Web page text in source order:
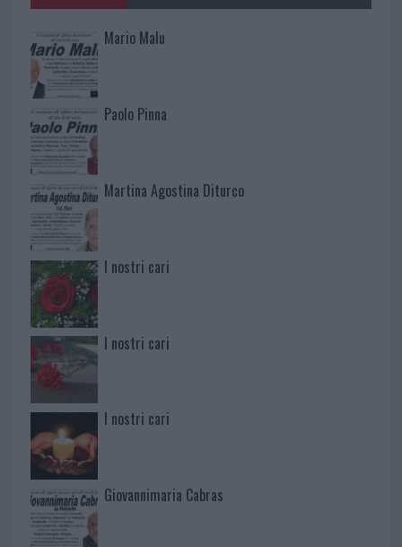
Mario Malu
Paolo Pinna
Martina Agostina Diturco
I nostri cari
I nostri cari
I nostri cari
Giovannimaria Cabras